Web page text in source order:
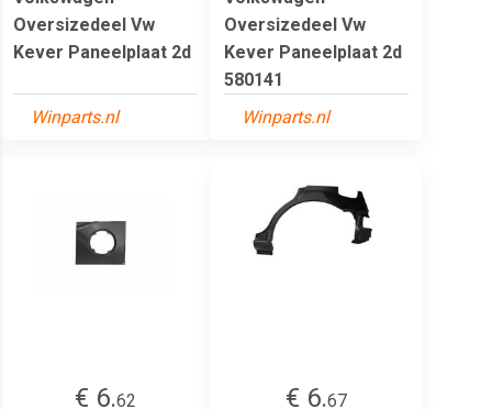
Oversizedeel Vw
Kever Paneelplaat 2d
Winparts.nl
Oversizedeel Vw
Kever Paneelplaat 2d
580141
Winparts.nl
€ 6.62
€ 6.67